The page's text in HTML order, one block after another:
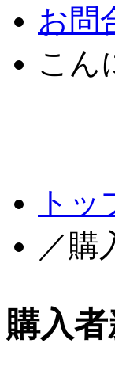
お問
こん
トッ
／購
購入